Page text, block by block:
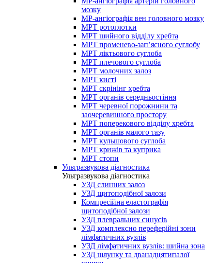
мозку
МР-ангіографія вен головного мозку
МРТ ротоглотки
МРТ шийного відділу хребта
МРТ променево-зап’ясного суглобу
МРТ ліктьового суглоба
МРТ плечового суглоба
МРТ молочних залоз
МРТ кисті
МРТ скрінінг хребта
МРТ органів середньостіння
МРТ черевної порожнини та
заочеревинного простору
МРТ поперекового відділу хребта
МРТ органів малого тазу
МРТ кульшового суглоба
МРТ крижів та куприка
МРТ стопи
Ультразвукова діагностика
Ультразвукова діагностика
УЗД слинних залоз
УЗД щитоподібної залози
Компресійна еластографія
щитоподібної залози
УЗД плевральних синусів
УЗД комплексно переферійні зони
лімфатичних вузлів
УЗД лімфатичних вузлів: шийна зона
УЗД шлунку та дванадцятипалої